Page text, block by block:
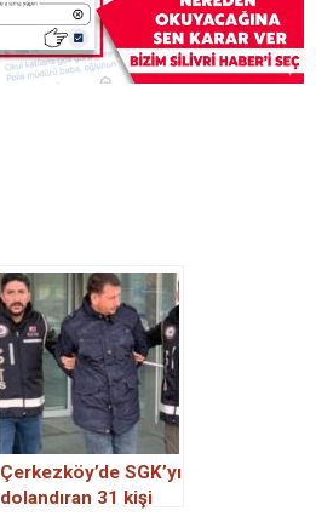
Çerkezköy’de SGK’yı
dolandıran 31 kişi